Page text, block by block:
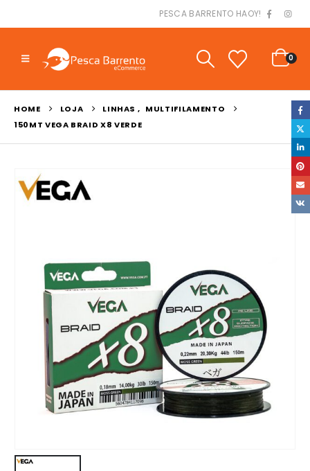
PESCA BARRENTO HAOY!
0
HOME LOJA LINHAS , MULTIFILAMENTO
150MT VEGA BRAID X8 VERDE